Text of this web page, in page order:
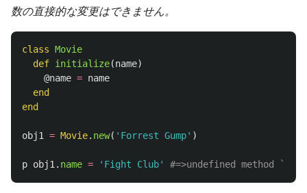
数の直接的な変更はできません。
class Movie
def initialize(name)
@name = name
end
end
obj1 = Movie. new( 'Forrest Gump' )
p obj1 . name = 'Fight Club' #=>undefined method